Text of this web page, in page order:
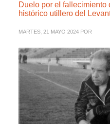
Duelo por el fallecimiento
histórico utillero del
MARTES, 21 MAYO 2024 POR